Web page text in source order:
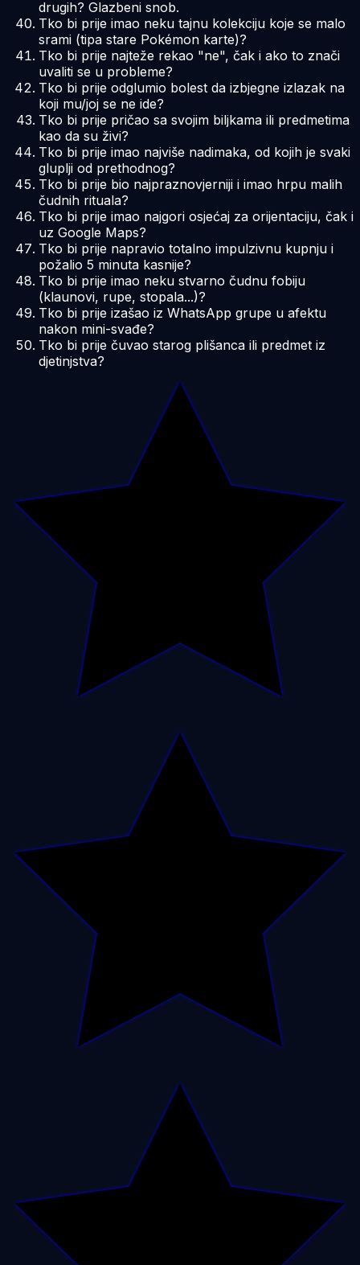
drugih? Glazbeni snob.
Tko bi prije imao neku tajnu kolekciju koje se malo
srami (tipa stare Pokémon karte)?
Tko bi prije najteže rekao "ne", čak i ako to znači
uvaliti se u probleme?
Tko bi prije odglumio bolest da izbjegne izlazak na
koji mu/joj se ne ide?
Tko bi prije pričao sa svojim biljkama ili predmetima
kao da su živi?
Tko bi prije imao najviše nadimaka, od kojih je svaki
gluplji od prethodnog?
Tko bi prije bio najpraznovjerniji i imao hrpu malih
čudnih rituala?
Tko bi prije imao najgori osjećaj za orijentaciju, čak i
uz Google Maps?
Tko bi prije napravio totalno impulzivnu kupnju i
požalio 5 minuta kasnije?
Tko bi prije imao neku stvarno čudnu fobiju
(klaunovi, rupe, stopala...)?
Tko bi prije izašao iz WhatsApp grupe u afektu
nakon mini-svađe?
Tko bi prije čuvao starog plišanca ili predmet iz
djetinjstva?